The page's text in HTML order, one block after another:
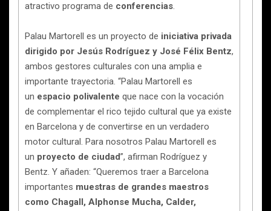
atractivo programa de conferencias.
Palau Martorell es un proyecto de iniciativa privada
dirigido por Jesús Rodríguez y José Félix Bentz,
ambos gestores culturales con una amplia e
importante trayectoria. “Palau Martorell es
un espacio polivalente que nace con la vocación
de complementar el rico tejido cultural que ya existe
en Barcelona y de convertirse en un verdadero
motor cultural. Para nosotros Palau Martorell es
un proyecto de ciudad”, afirman Rodríguez y
Bentz. Y añaden: “Queremos traer a Barcelona
importantes muestras de grandes maestros
como Chagall, Alphonse Mucha, Calder,